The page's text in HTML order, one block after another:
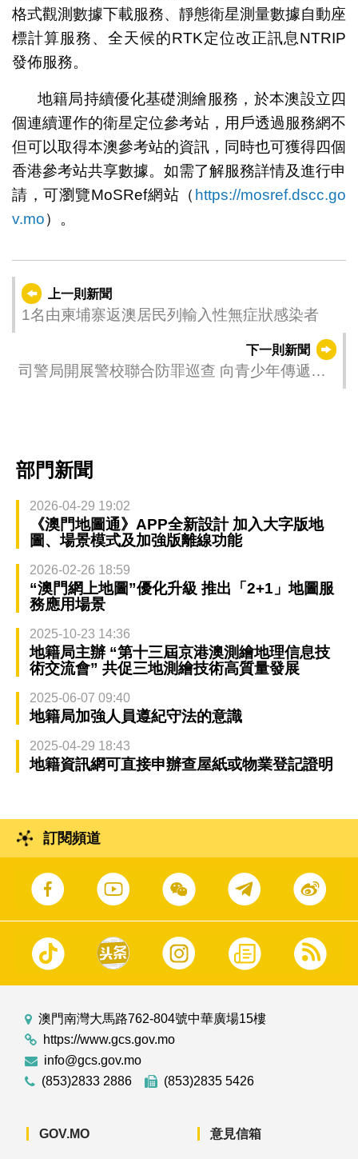
格式觀測數據下載服務、靜態衛星測量數據自動座
標計算服務、全天候的RTK定位改正訊息NTRIP
發佈服務。
地籍局持續優化基礎測繪服務，於本澳設立四
個連續運作的衛星定位參考站，用戶透過服務網不
但可以取得本澳參考站的資訊，同時也可獲得四個
香港參考站共享數據。如需了解服務詳情及進行申
請，可瀏覽MoSRef網站（ https://mosref.dscc.go
v.mo）。
上一則新聞
1名由柬埔寨返澳居民列輸入性無症狀感染者
下一則新聞
司警局開展警校聯合防罪巡查 向青少年傳遞防
部門新聞
2026-04-29 19:02
《澳門地圖通》APP全新設計 加入大字版地
圖、場景模式及加強版離線功能
2026-02-26 18:59
“澳門網上地圖”優化升級 推出「2+1」地圖服
務應用場景
2025-10-23 14:36
地籍局主辦 “第十三屆京港澳測繪地理信息技
術交流會” 共促三地測繪技術高質量發展
2025-06-07 09:40
地籍局加強人員遵紀守法的意識
2025-04-29 18:43
地籍資訊網可直接申辦查屋紙或物業登記證明
訂閱頻道
澳門南灣大馬路762-804號中華廣場15樓
https://www.gcs.gov.mo
info@gcs.gov.mo
(853)2833 2886
(853)2835 5426
GOV.MO 意見信箱